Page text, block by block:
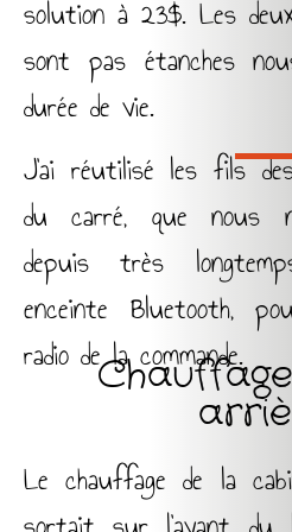
solution à 23$. Les
sont pas étanches
durée de vie.
J’ai réutilisé les fils
du carré, que nous
depuis très
enceinte Bluetooth,
radio de la commande.
Le chauffage de la